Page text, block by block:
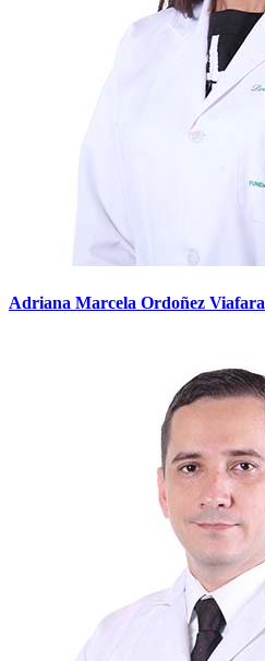
Adriana Marcela Ordoñez Viafara